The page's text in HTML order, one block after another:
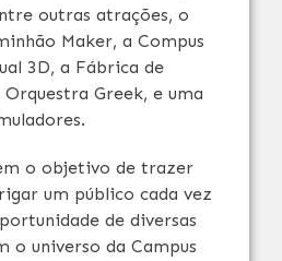
outras atrações, o
Maker, a Compus
3D, a Fábrica de
Greek, e uma
o objetivo de trazer
um público cada vez
de diversas
o universo da Campus